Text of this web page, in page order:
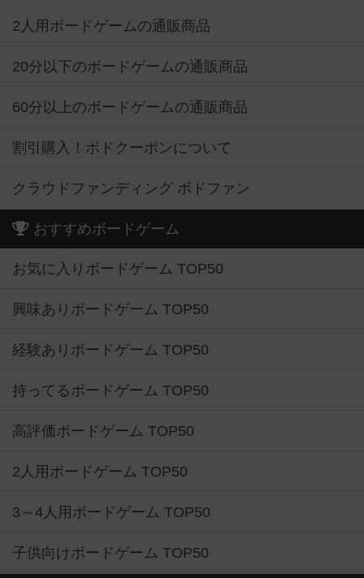
2人用ボードゲームの通販商品
20分以下のボードゲームの通販商品
60分以上のボードゲームの通販商品
割引購入！ボドクーポンについて
クラウドファンディング ボドファン
おすすめボードゲーム
お気に入りボードゲーム TOP50
興味ありボードゲーム TOP50
経験ありボードゲーム TOP50
持ってるボードゲーム TOP50
高評価ボードゲーム TOP50
2人用ボードゲーム TOP50
3～4人用ボードゲーム TOP50
子供向けボードゲーム TOP50